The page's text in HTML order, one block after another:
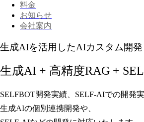
料金
お知らせ
会社案内
生成AIを活用したAIカスタム開発
生成AI + 高精度RAG +
SELFBOT開発実績、SELF-AIでの開発
生成AIの個別連携開発や、